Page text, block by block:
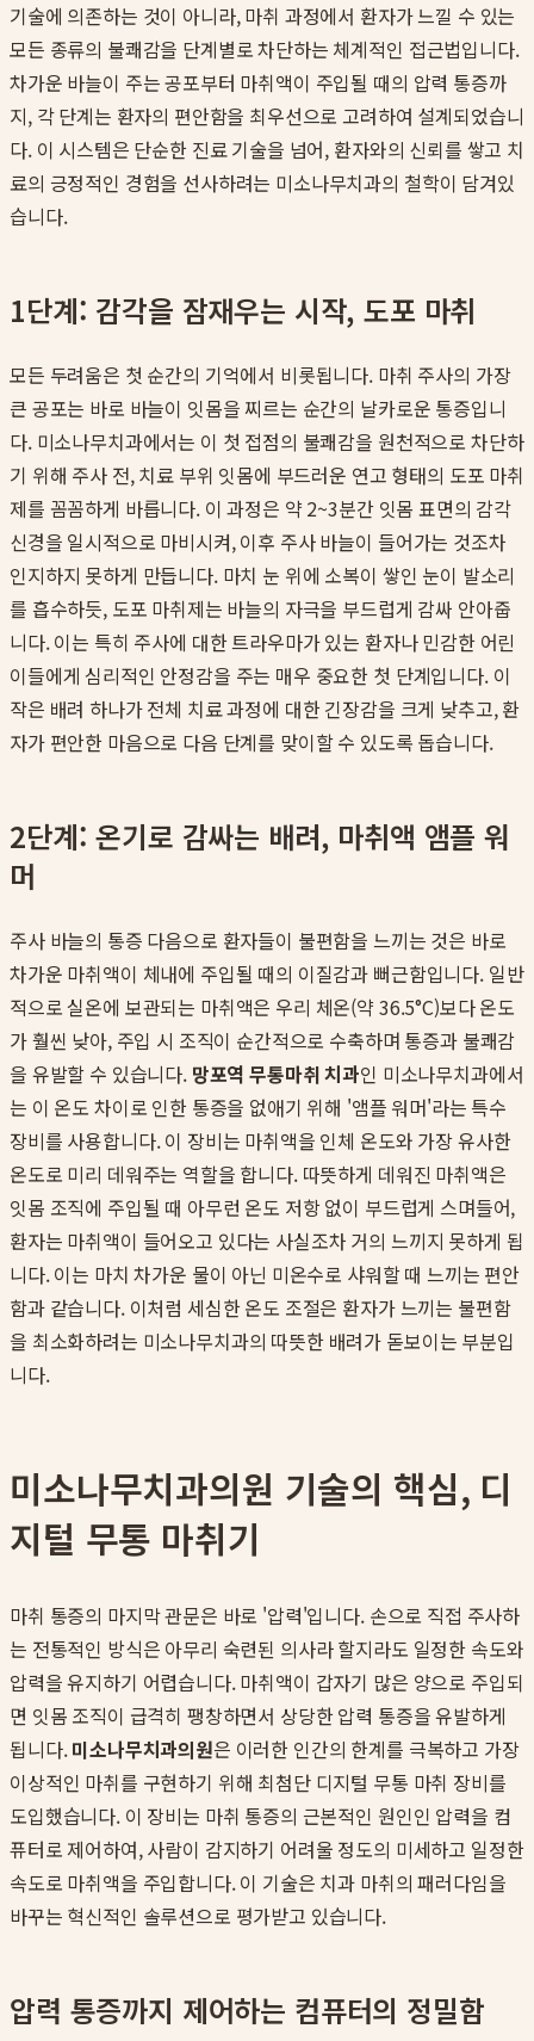
기술에 의존하는 것이 아니라, 마취 과정에서 환자가 느낄 수 있는
모든 종류의 불쾌감을 단계별로 차단하는 체계적인 접근법입니다.
차가운 바늘이 주는 공포부터 마취액이 주입될 때의 압력 통증까
지, 각 단계는 환자의 편안함을 최우선으로 고려하여 설계되었습니
다. 이 시스템은 단순한 진료 기술을 넘어, 환자와의 신뢰를 쌓고 치
료의 긍정적인 경험을 선사하려는 미소나무치과의 철학이 담겨있
습니다.
1단계: 감각을 잠재우는 시작, 도포 마취
모든 두려움은 첫 순간의 기억에서 비롯됩니다. 마취 주사의 가장
큰 공포는 바로 바늘이 잇몸을 찌르는 순간의 날카로운 통증입니
다. 미소나무치과에서는 이 첫 접점의 불쾌감을 원천적으로 차단하
기 위해 주사 전, 치료 부위 잇몸에 부드러운 연고 형태의 도포 마취
제를 꼼꼼하게 바릅니다. 이 과정은 약 2~3분간 잇몸 표면의 감각
신경을 일시적으로 마비시켜, 이후 주사 바늘이 들어가는 것조차
인지하지 못하게 만듭니다. 마치 눈 위에 소복이 쌓인 눈이 발소리
를 흡수하듯, 도포 마취제는 바늘의 자극을 부드럽게 감싸 안아줍
니다. 이는 특히 주사에 대한 트라우마가 있는 환자나 민감한 어린
이들에게 심리적인 안정감을 주는 매우 중요한 첫 단계입니다. 이
작은 배려 하나가 전체 치료 과정에 대한 긴장감을 크게 낮추고, 환
자가 편안한 마음으로 다음 단계를 맞이할 수 있도록 돕습니다.
2단계: 온기로 감싸는 배려, 마취액 앰플 워
머
주사 바늘의 통증 다음으로 환자들이 불편함을 느끼는 것은 바로
차가운 마취액이 체내에 주입될 때의 이질감과 뻐근함입니다. 일반
적으로 실온에 보관되는 마취액은 우리 체온(약 36.5°C)보다 온도
가 훨씬 낮아, 주입 시 조직이 순간적으로 수축하며 통증과 불쾌감
을 유발할 수 있습니다. 망포역 무통마취 치과인 미소나무치과에서
는 이 온도 차이로 인한 통증을 없애기 위해 '앰플 워머'라는 특수
장비를 사용합니다. 이 장비는 마취액을 인체 온도와 가장 유사한
온도로 미리 데워주는 역할을 합니다. 따뜻하게 데워진 마취액은
잇몸 조직에 주입될 때 아무런 온도 저항 없이 부드럽게 스며들어,
환자는 마취액이 들어오고 있다는 사실조차 거의 느끼지 못하게 됩
니다. 이는 마치 차가운 물이 아닌 미온수로 샤워할 때 느끼는 편안
함과 같습니다. 이처럼 세심한 온도 조절은 환자가 느끼는 불편함
을 최소화하려는 미소나무치과의 따뜻한 배려가 돋보이는 부분입
니다.
미소나무치과의원 기술의 핵심, 디
지털 무통 마취기
마취 통증의 마지막 관문은 바로 '압력'입니다. 손으로 직접 주사하
는 전통적인 방식은 아무리 숙련된 의사라 할지라도 일정한 속도와
압력을 유지하기 어렵습니다. 마취액이 갑자기 많은 양으로 주입되
면 잇몸 조직이 급격히 팽창하면서 상당한 압력 통증을 유발하게
됩니다.미소나무치과의원은 이러한 인간의 한계를 극복하고 가장
이상적인 마취를 구현하기 위해 최첨단 디지털 무통 마취 장비를
도입했습니다. 이 장비는 마취 통증의 근본적인 원인인 압력을 컴
퓨터로 제어하여, 사람이 감지하기 어려울 정도의 미세하고 일정한
속도로 마취액을 주입합니다. 이 기술은 치과 마취의 패러다임을
바꾸는 혁신적인 솔루션으로 평가받고 있습니다.
압력 통증까지 제어하는 컴퓨터의 정밀함